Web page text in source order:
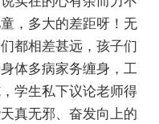
，多大的差距呀！无
都相差甚远，孩子们
体多病家务缠身，工
学生私下议论老师得
真无邪、奋发向上的